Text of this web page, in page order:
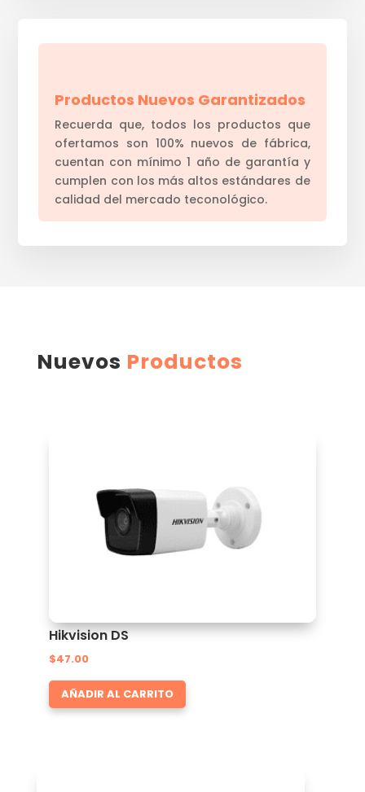
Productos Nuevos Garantizados
Recuerda que, todos los productos que
ofertamos son 100% nuevos de fábrica,
cuentan con mínimo 1 año de garantía y
cumplen con los más altos estándares de
calidad del mercado teconológico.
Nuevos Productos
Hikvision DS
$47.00
AÑADIR AL CARRITO